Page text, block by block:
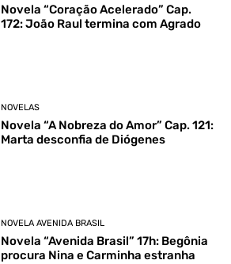
Novela “Coração Acelerado” Cap.
172: João Raul termina com Agrado
NOVELAS
Novela “A Nobreza do Amor” Cap. 121:
Marta desconfia de Diógenes
NOVELA AVENIDA BRASIL
Novela “Avenida Brasil” 17h: Begônia
procura Nina e Carminha estranha